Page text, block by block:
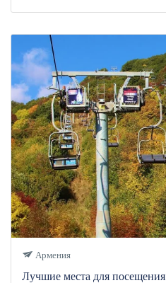
Армения
Лучшие места для